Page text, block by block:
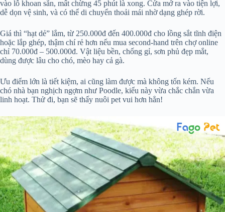
vào lỗ khoan sẵn, mất chừng 45 phút là xong. Cửa mở ra vào tiện lợi,
dễ dọn vệ sinh, và có thể di chuyển thoải mái nhờ dạng ghép rời.
Giá thì “hạt dẻ” lắm, từ 250.000đ đến 400.000đ cho lồng sắt tĩnh điện
hoặc lắp ghép, thậm chí rẻ hơn nếu mua second-hand trên chợ online
chỉ 70.000đ – 500.000đ. Vật liệu bền, chống gỉ, sơn phủ đẹp mắt,
dùng được lâu cho chó, mèo hay cả gà.
Ưu điểm lớn là tiết kiệm, ai cũng làm được mà không tốn kém. Nếu
chó nhà bạn nghịch ngợm như Poodle, kiểu này vừa chắc chắn vừa
linh hoạt. Thử đi, bạn sẽ thấy nuôi pet vui hơn hẳn!